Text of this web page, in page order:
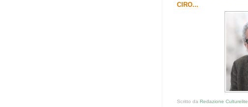
CIRO...
Scritto daRedazione Culturelite